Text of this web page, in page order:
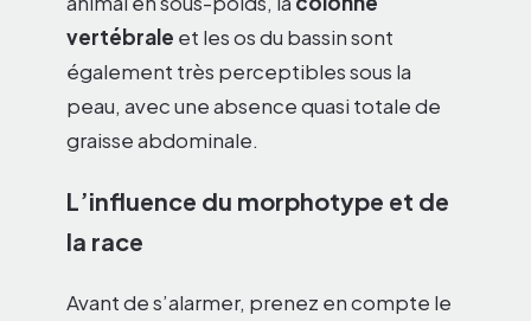
vertébrale et les os du bassin sont
également très perceptibles sous la
peau, avec une absence quasi totale de
graisse abdominale.
L’influence du morphotype et de
la race
Avant de s’alarmer, prenez en compte le